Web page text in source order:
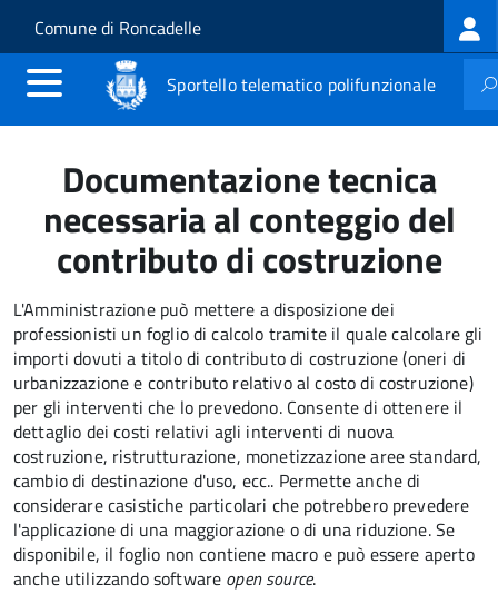
Salta al contenuto principale
Skip to site navigation
Comune di Roncadelle
Sportello telematico polifunzionale
Documentazione tecnica
necessaria al conteggio del
contributo di costruzione
L'Amministrazione può mettere a disposizione dei
professionisti un foglio di calcolo tramite il quale calcolare gli
importi dovuti a titolo di contributo di costruzione (oneri di
urbanizzazione e contributo relativo al costo di costruzione)
per gli interventi che lo prevedono. Consente di ottenere il
dettaglio dei costi relativi agli interventi di nuova
costruzione, ristrutturazione, monetizzazione aree standard,
cambio di destinazione d'uso, ecc.. Permette anche di
considerare casistiche particolari che potrebbero prevedere
l'applicazione di una maggiorazione o di una riduzione. Se
disponibile, il foglio non contiene macro e può essere aperto
anche utilizzando software open source.